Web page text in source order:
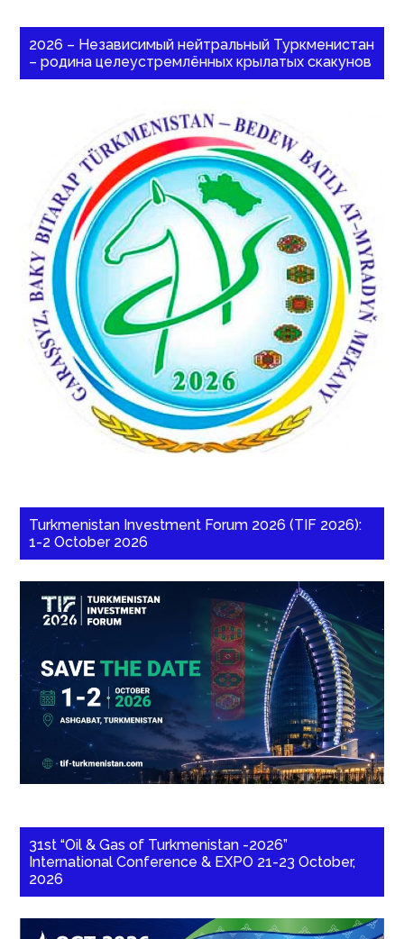
2026 – Независимый нейтральный Туркменистан
– родина целеустремлённых крылатых скакунов
Turkmenistan Investment Forum 2026 (TIF 2026):
1-2 October 2026
31st “Oil & Gas of Turkmenistan -2026”
International Conference & EXPO 21-23 October,
2026